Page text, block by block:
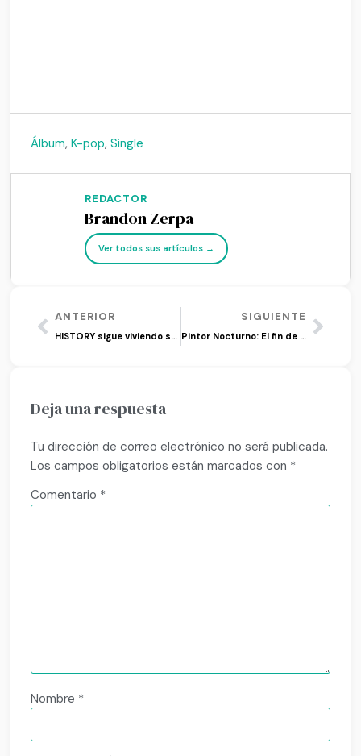
Álbum,K-pop,Single
REDACTOR
Brandon Zerpa
Ver todos sus artículos →
ANTERIOR
HISTORY sigue viviendo su ‘Blue Spring’ 10 años después
SIGUIENTE
Pintor Nocturno: El fin de una era
Deja una respuesta
Tu dirección de correo electrónico no será publicada.
Los campos obligatorios están marcados con *
Comentario *
Nombre *